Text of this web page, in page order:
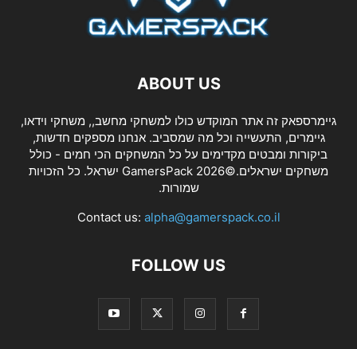
ABOUT US
גיימרספאק זה אתר המוקדש כולו למשחקי מחשב,, משחקי וידאו,
גיימרים, התעשייה וכל מה שמסביב. אנחנו מספקים חדשות,
ביקורות ומבטים מקדימים על כל המשחקים הכי חמים - כולל
משחקים ישראלים.©2026 GamersPack ישראל. כל הזכויות
שמורות.
Contact us: alpha@gamerspack.co.il
FOLLOW US